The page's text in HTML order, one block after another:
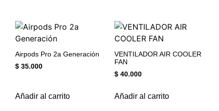
Airpods Pro 2a Generación
$ 35.000
Añadir al carrito
VENTILADOR AIR COOLER
FAN
$ 40.000
Añadir al carrito